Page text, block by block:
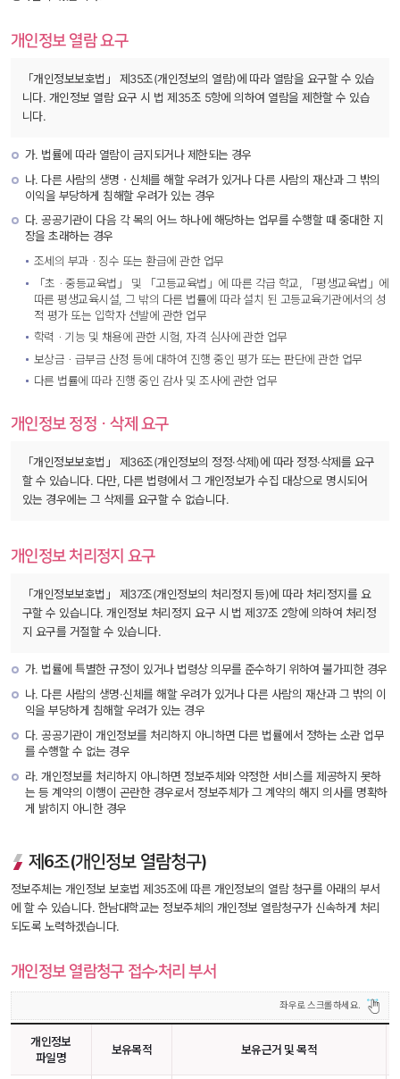
개인정보 열람 요구
「개인정보보호법」 제35조(개인정보의 열람)에 따라 열람을 요구할 수 있습
니다. 개인정보 열람 요구 시 법 제35조 5항에 의하여 열람을 제한할 수 있습
니다.
가. 법률에 따라 열람이 금지되거나 제한되는 경우
나. 다른 사람의 생명ㆍ신체를 해할 우려가 있거나 다른 사람의 재산과 그 밖의
이익을 부당하게 침해할 우려가 있는 경우
다. 공공기관이 다음 각 목의 어느 하나에 해당하는 업무를 수행할 때 중대한 지
장을 초래하는 경우
조세의 부과ㆍ징수 또는 환급에 관한 업무
「초ㆍ중등교육법」 및 「고등교육법」에 따른 각급 학교, 「평생교육법」에
따른 평생교육시설, 그 밖의 다른 법률에 따라 설치 된 고등교육기관에서의 성
적 평가 또는 입학자 선발에 관한 업무
학력ㆍ기능 및 채용에 관한 시험, 자격 심사에 관한 업무
보상금ㆍ급부금 산정 등에 대하여 진행 중인 평가 또는 판단에 관한 업무
다른 법률에 따라 진행 중인 감사 및 조사에 관한 업무
개인정보 정정ㆍ삭제 요구
「개인정보보호법」 제36조(개인정보의 정정·삭제)에 따라 정정·삭제를 요구
할 수 있습니다. 다만, 다른 법령에서 그 개인정보가 수집 대상으로 명시되어
있는 경우에는 그 삭제를 요구할 수 없습니다.
개인정보 처리정지 요구
「개인정보보호법」 제37조(개인정보의 처리정지 등)에 따라 처리정지를 요
구할 수 있습니다. 개인정보 처리정지 요구 시 법 제37조 2항에 의하여 처리정
지 요구를 거절할 수 있습니다.
가. 법률에 특별한 규정이 있거나 법령상 의무를 준수하기 위하여 불가피한 경우
나. 다른 사람의 생명·신체를 해할 우려가 있거나 다른 사람의 재산과 그 밖의 이
익을 부당하게 침해할 우려가 있는 경우
다. 공공기관이 개인정보를 처리하지 아니하면 다른 법률에서 정하는 소관 업무
를 수행할 수 없는 경우
라. 개인정보를 처리하지 아니하면 정보주체와 약정한 서비스를 제공하지 못하
는 등 계약의 이행이 곤란한 경우로서 정보주체가 그 계약의 해지 의사를 명확하
게 밝히지 아니한 경우
제6조(개인정보 열람청구)
정보주체는 개인정보 보호법 제35조에 따른 개인정보의 열람 청구를 아래의 부서
에 할 수 있습니다. 한남대학교는 정보주체의 개인정보 열람청구가 신속하게 처리
되도록 노력하겠습니다.
개인정보 열람청구 접수·처리 부서
개인정보
파일명
보유목적 보유근거 및 목적